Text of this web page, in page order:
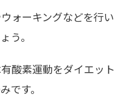
ォーキングなどを行い
う。
酸素運動をダイエット
です。